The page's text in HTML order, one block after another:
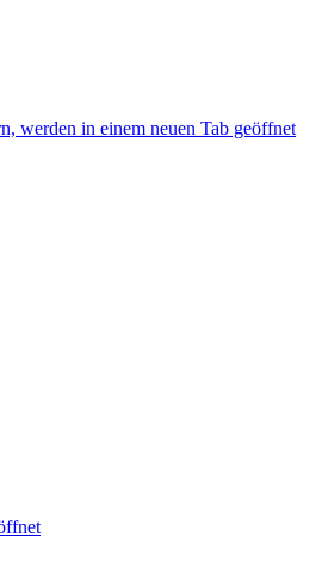
werden in einem neuen Tab geöffnet